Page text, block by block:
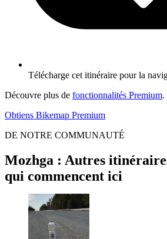
Télécharge cet itinéraire pour la
Découvre plus de fonctionnalités Premium.
Obtiens Bikemap Premium
DE NOTRE COMMUNAUTÉ
Mozhga : Autres
qui commencent ici